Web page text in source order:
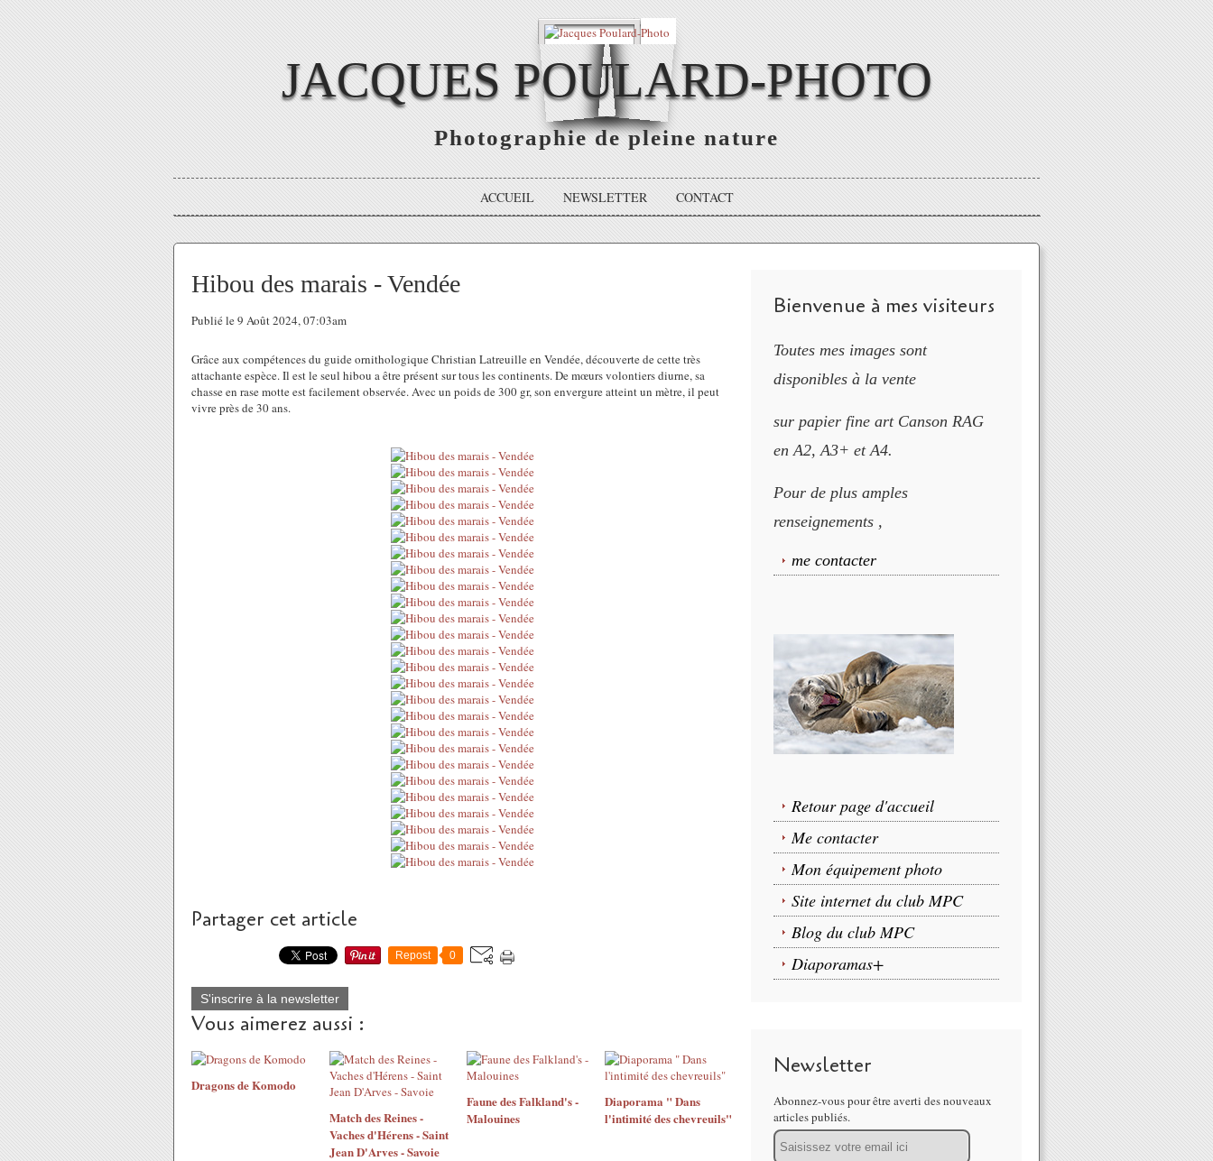
JACQUES POULARD-PHOTO
Photographie de pleine nature
ACCUEIL NEWSLETTER CONTACT
Hibou des marais - Vendée
Publié le 9 Août 2024, 07:03am
Grâce aux compétences du guide ornithologique Christian Latreuille en Vendée, découverte de cette très
attachante espèce. Il est le seul hibou a être présent sur tous les continents. De mœurs volontiers diurne, sa
chasse en rase motte est facilement observée. Avec un poids de 300 gr, son envergure atteint un mètre, il peut
vivre près de 30 ans.
Partager cet article
Repost 0
S'inscrire à la newsletter
Vous aimerez aussi :
Dragons de Komodo
Match des Reines -
Vaches d'Hérens - Saint
Jean D'Arves - Savoie
Faune des Falkland's -
Malouines
Diaporama " Dans
l'intimité des chevreuils"
Bienvenue à mes visiteurs
Toutes mes images sont
disponibles à la vente
sur papier fine art Canson RAG
en A2, A3+ et A4.
Pour de plus amples
renseignements ,
me contacter
Retour page d'accueil
Me contacter
Mon équipement photo
Site internet du club MPC
Blog du club MPC
Diaporamas+
Newsletter
Abonnez-vous pour être averti des nouveaux
articles publiés.
Email